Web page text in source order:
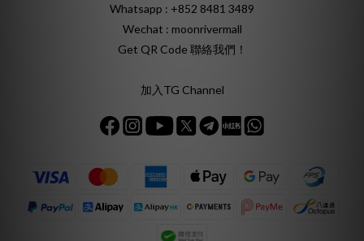
Whatsapp : +852 8481 3489
Wechat : moonrivermall
Get QR Code 聯絡我們！
加入TG Channel